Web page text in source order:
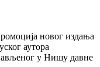
новог издања
аутора
у Нишу давне